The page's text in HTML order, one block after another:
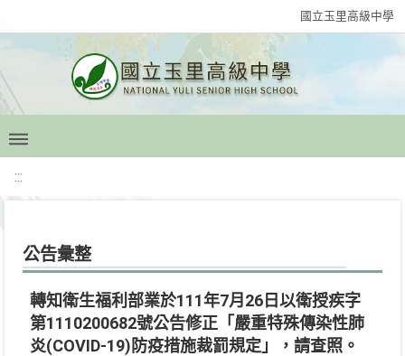
國立玉里高級中學
:::
公告彙整
轉知衛生福利部業於111年7月26日以衛授疾字
第1110200682號公告修正「嚴重特殊傳染性肺
炎(COVID-19)防疫措施裁罰規定」，請查照。